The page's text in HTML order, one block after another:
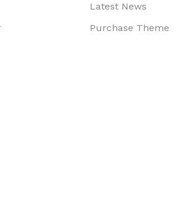
Latest News
Purchase Theme